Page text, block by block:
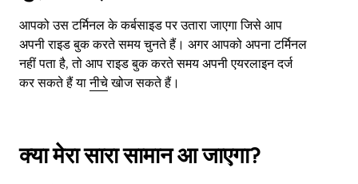
आपको उस टर्मिनल के कर्बसाइड पर उतारा जाएगा जिसे आप
अपनी राइड बुक करते समय चुनते हैं। अगर आपको अपना टर्मिनल
नहीं पता है, तो आप राइड बुक करते समय अपनी एयरलाइन दर्ज
कर सकते हैं यानीचेखोज सकते हैं।
क्या मेरा सारा सामान आ जाएगा?